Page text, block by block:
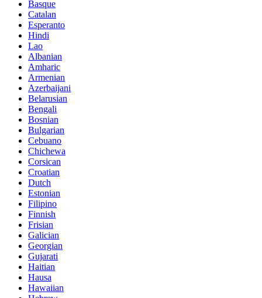
Basque
Catalan
Esperanto
Hindi
Lao
Albanian
Amharic
Armenian
Azerbaijani
Belarusian
Bengali
Bosnian
Bulgarian
Cebuano
Chichewa
Corsican
Croatian
Dutch
Estonian
Filipino
Finnish
Frisian
Galician
Georgian
Gujarati
Haitian
Hausa
Hawaiian